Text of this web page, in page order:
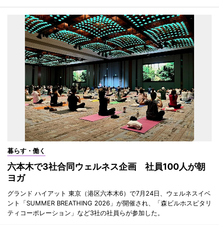
暮らす・働く
六本木で3社合同ウェルネス企画 社員100人が朝
ヨガ
グランド ハイアット 東京（港区六本木6）で7月24日、ウェルネスイベ
ント「SUMMER BREATHING 2026」が開催され、「森ビルホスピタリ
ティコーポレーション」など3社の社員らが参加した。